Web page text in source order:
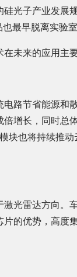
光子产业发展
最早脱离实验
未来的应用主
路节省能源和
增长，同时总
块也将持续推
光雷达方向。
的优势，高度